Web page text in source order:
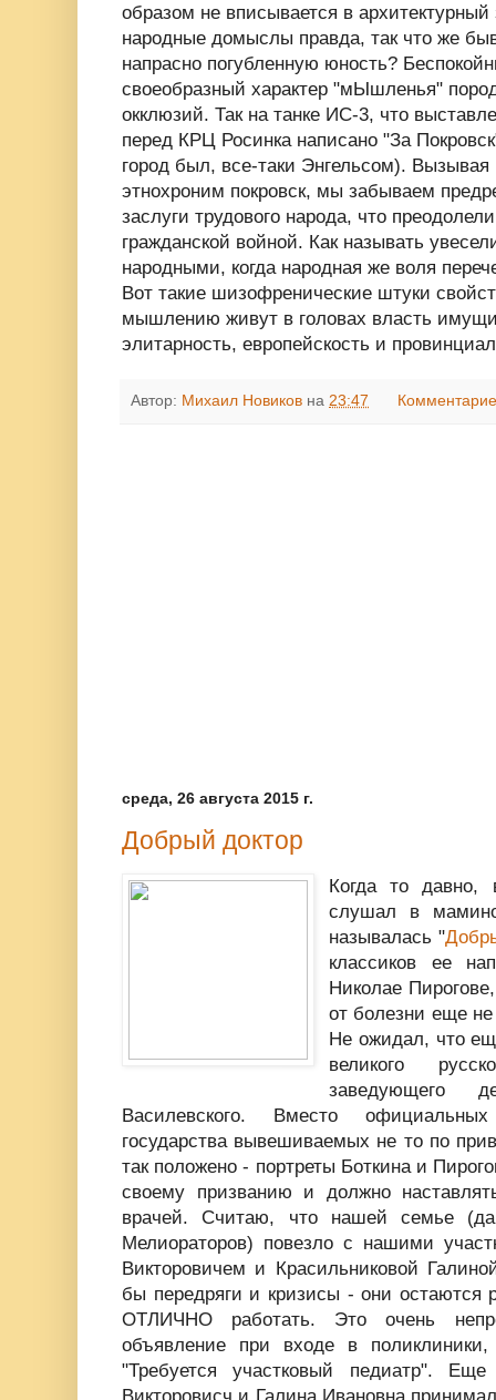
образом не вписывается в
народные домыслы правда, так что же
напрасно погубленную юность?
своеобразный характер "мЫшленья"
окклюзий. Так на танке ИС-3, что
перед КРЦ Росинка написано "За
город был, все-таки Энгельсом). Вызывая
этнохроним покровск, мы забываем
заслуги трудового народа, что
гражданской войной. Как называть
народными, когда народная же воля
Вот такие шизофренические штуки
мышлению живут в головах власть
элитарность, европейскость и
Автор: Михаил Новиков на 23:47
среда, 26 августа 2015 г.
Добрый доктор
Когда то давно,
слушал в
называлась "
классиков ее
Николае
от болезни еще не
Не ожидал, что
великого
заведующего
Василевского. Вместо
государства вывешиваемых не то по
так положено - портреты Боткина и
своему призванию и должно
врачей. Считаю, что нашей семье
Мелиораторов) повезло с нашими
Викторовичем и Красильниковой
бы передряги и кризисы - они остаются
ОТЛИЧНО работать. Это очень
объявление при входе в
"Требуется участковый педиатр".